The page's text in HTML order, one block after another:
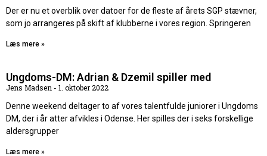
Der er nu et overblik over datoer for de fleste af årets SGP stævner,
som jo arrangeres på skift af klubberne i vores region. Springeren
Læs mere »
Ungdoms-DM: Adrian & Dzemil spiller med
Jens Madsen
1. oktober 2022
Denne weekend deltager to af vores talentfulde juniorer i Ungdoms
DM, der i år atter afvikles i Odense. Her spilles der i seks forskellige
aldersgrupper
Læs mere »